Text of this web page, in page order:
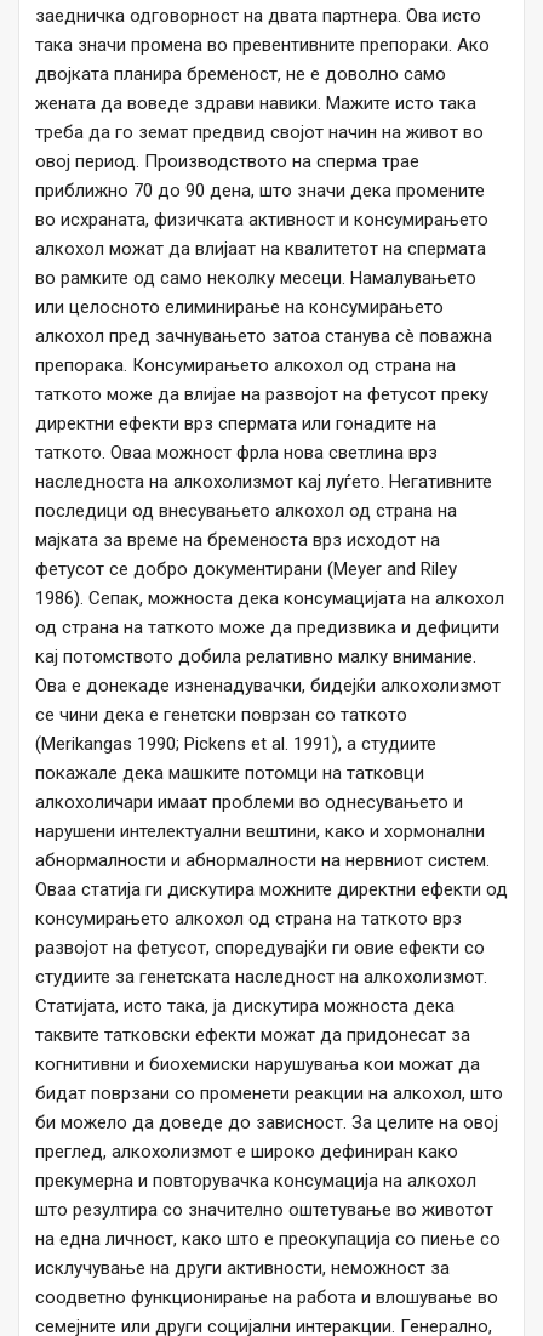
заедничка одговорност на двата партнера. Ова исто
така значи промена во превентивните препораки. Ако
двојката планира бременост, не е доволно само
жената да воведе здрави навики. Мажите исто така
треба да го земат предвид својот начин на живот во
овој период. Производството на сперма трае
приближно 70 до 90 дена, што значи дека промените
во исхраната, физичката активност и консумирањето
алкохол можат да влијаат на квалитетот на спермата
во рамките од само неколку месеци. Намалувањето
или целосното елиминирање на консумирањето
алкохол пред зачнувањето затоа станува сè поважна
препорака. Консумирањето алкохол од страна на
таткото може да влијае на развојот на фетусот преку
директни ефекти врз спермата или гонадите на
таткото. Оваа можност фрла нова светлина врз
наследноста на алкохолизмот кај луѓето. Негативните
последици од внесувањето алкохол од страна на
мајката за време на бременоста врз исходот на
фетусот се добро документирани (Meyer and Riley
1986). Сепак, можноста дека консумацијата на алкохол
од страна на таткото може да предизвика и дефицити
кај потомството добила релативно малку внимание.
Ова е донекаде изненадувачки, бидејќи алкохолизмот
се чини дека е генетски поврзан со таткото
(Merikangas 1990; Pickens et al. 1991), а студиите
покажале дека машките потомци на татковци
алкохоличари имаат проблеми во однесувањето и
нарушени интелектуални вештини, како и хормонални
абнормалности и абнормалности на нервниот систем.
Оваа статија ги дискутира можните директни ефекти од
консумирањето алкохол од страна на таткото врз
развојот на фетусот, споредувајќи ги овие ефекти со
студиите за генетската наследност на алкохолизмот.
Статијата, исто така, ја дискутира можноста дека
таквите татковски ефекти можат да придонесат за
когнитивни и биохемиски нарушувања кои можат да
бидат поврзани со променети реакции на алкохол, што
би можело да доведе до зависност. За целите на овој
преглед, алкохолизмот е широко дефиниран како
прекумерна и повторувачка консумација на алкохол
што резултира со значително оштетување во животот
на една личност, како што е преокупација со пиење со
исклучување на други активности, неможност за
соодветно функционирање на работа и влошување во
семејните или други социјални интеракции. Генерално,